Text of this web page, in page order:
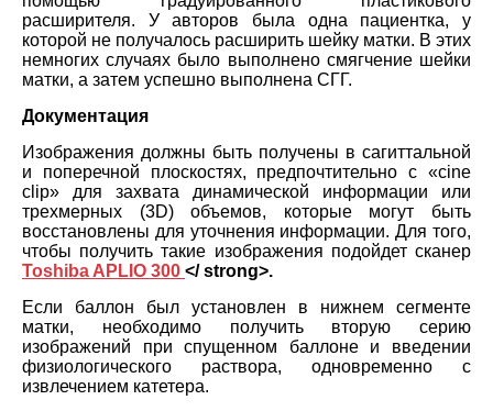
расширителя. У авторов была одна пациентка, у
которой не получалось расширить шейку матки. В этих
немногих случаях было выполнено смягчение шейки
матки, а затем успешно выполнена СГГ.
Документация
Изображения должны быть получены в сагиттальной
и поперечной плоскостях, предпочтительно с «cine
clip» для захвата динамической информации или
трехмерных (3D) объемов, которые могут быть
восстановлены для уточнения информации. Для того,
чтобы получить такие изображения подойдет сканер
Toshiba APLIO 300 </ strong>.
Если баллон был установлен в нижнем сегменте
матки, необходимо получить вторую серию
изображений при спущенном баллоне и введении
физиологического раствора, одновременно с
извлечением катетера.